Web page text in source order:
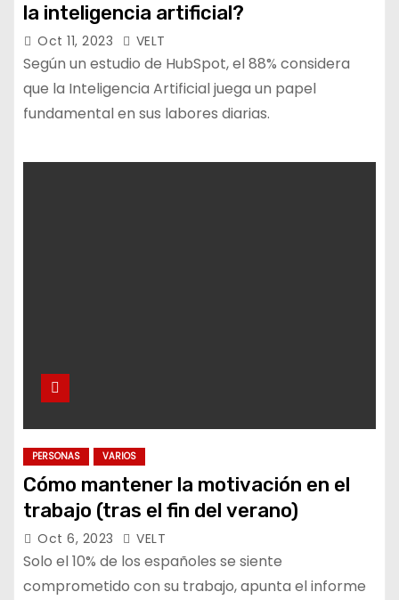
la inteligencia artificial?
Oct 11, 2023 VELT
Según un estudio de HubSpot, el 88% considera
que la Inteligencia Artificial juega un papel
fundamental en sus labores diarias.
PERSONAS VARIOS
Cómo mantener la motivación en el
trabajo (tras el fin del verano)
Oct 6, 2023 VELT
Solo el 10% de los españoles se siente
comprometido con su trabajo, apunta el informe